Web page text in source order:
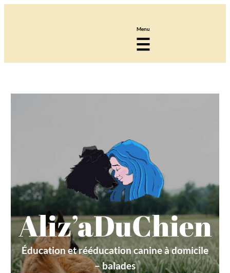
Aliz’aDuChien
Éducation et rééducation canine à domicile
– balades